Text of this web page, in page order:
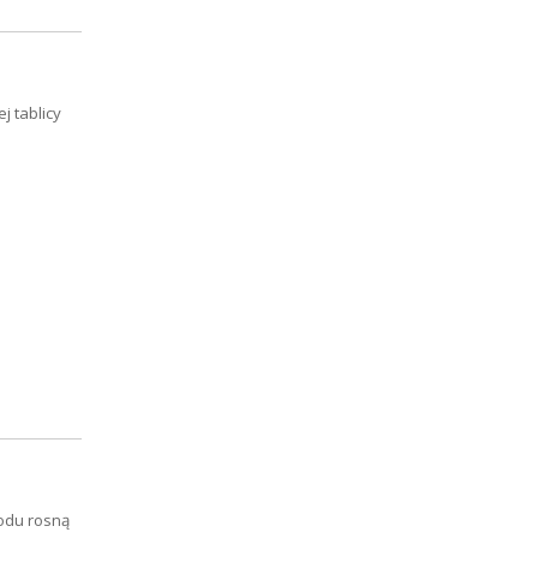
tablicy
rosną